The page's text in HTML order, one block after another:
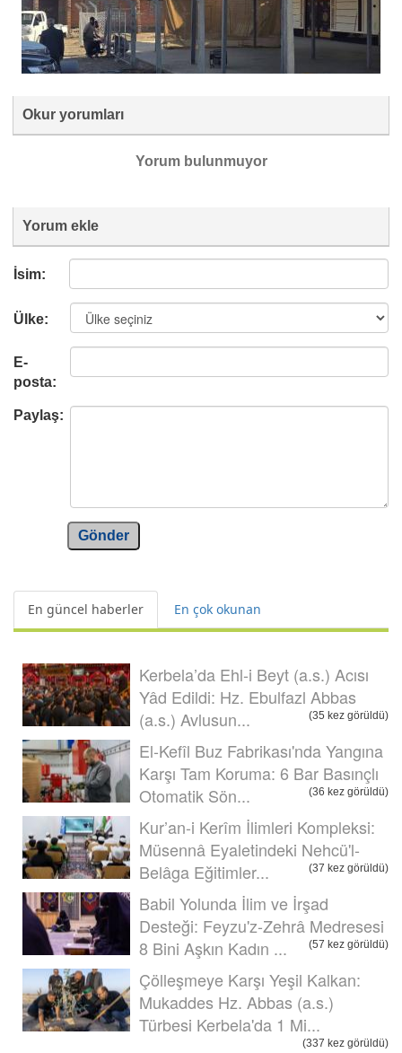
Okur yorumları
Yorum bulunmuyor
Yorum ekle
İsim:
Ülke:
E-
posta:
Paylaş:
Gönder
En güncel haberler En çok okunan
Kerbela’da Ehl-i Beyt (a.s.) Acısı
Yâd Edildi: Hz. Ebulfazl Abbas
(a.s.) Avlusun...
(35 kez görüldü)
El-Kefîl Buz Fabrikası'nda Yangına
Karşı Tam Koruma: 6 Bar Basınçlı
Otomatik Sön...
(36 kez görüldü)
Kur’an-i Kerîm İlimleri Kompleksi:
Müsennâ Eyaletindeki Nehcü'l-
Belâga Eğitimler...
(37 kez görüldü)
Babil Yolunda İlim ve İrşad
Desteği: Feyzu'z-Zehrâ Medresesi
8 Bini Aşkın Kadın ...
(57 kez görüldü)
Çölleşmeye Karşı Yeşil Kalkan:
Mukaddes Hz. Abbas (a.s.)
Türbesi Kerbela'da 1 Mi...
(337 kez görüldü)